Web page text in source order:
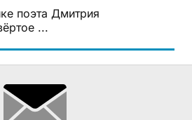
поэта Дмитрия
...